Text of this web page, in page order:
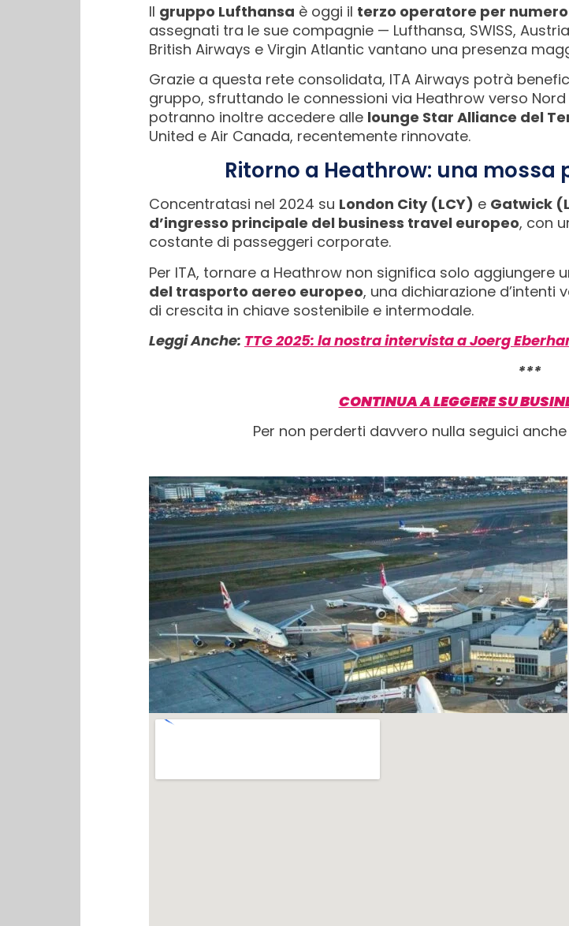
Il gruppo Lufthansa è oggi il terzo operatore per
assegnati tra le sue compagnie — Lufthansa, SWISS,
British Airways e Virgin Atlantic vantano una presenza
Grazie a questa rete consolidata, ITA Airways potrà
gruppo, sfruttando le connessioni via Heathrow verso
potranno inoltre accedere alle lounge Star Alliance del
United e Air Canada, recentemente rinnovate.
Ritorno a Heathrow: una
Concentratasi nel 2024 su London City (LCY) e Gatwick
d’ingresso principale del business travel europeo, con
costante di passeggeri corporate.
Per ITA, tornare a Heathrow non significa solo aggiungere
del trasporto aereo europeo, una dichiarazione d’intenti
di crescita in chiave sostenibile e intermodale.
Leggi Anche: TTG 2025: la nostra intervista a Joerg
***
CONTINUA A LEGGERE SU
Per non perderti davvero nulla seguici